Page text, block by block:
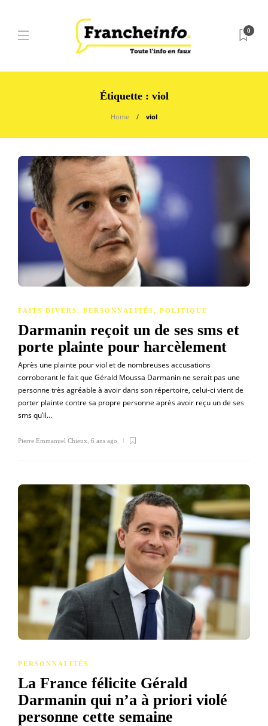
0
Étiquette : viol
Home viol
FAITS DIVERS, PERSONNALITÉS, POLITIQUE
Darmanin reçoit un de ses sms et
porte plainte pour harcèlement
Après une plainte pour viol et de nombreuses accusations
corroborant le fait que Gérald Moussa Darmanin ne serait pas une
personne très agréable à avoir dans son répertoire, celui-ci vient de
porter plainte contre sa propre personne après avoir reçu un de ses
sms qu’il…
Pierre Emmanuel Chieux 6 ans ago
PERSONNALITÉS
La France félicite Gérald
Darmanin qui n’a à priori violé
personne cette semaine